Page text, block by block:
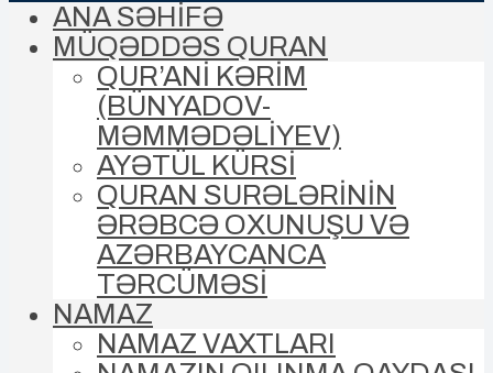
ANA SƏHİFƏ
MÜQƏDDƏS QURAN
QUR’ANİ KƏRİM
(BÜNYADOV-
MƏMMƏDƏLIYEV)
AYƏTÜL KÜRSİ
QURAN SURƏLƏRİNİN
ƏRƏBCƏ OXUNUŞU VƏ
AZƏRBAYCANCA
TƏRCÜMƏSİ
NAMAZ
NAMAZ VAXTLARI